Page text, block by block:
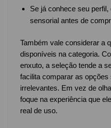
Se já conhece seu
sensorial antes de
Também vale considerar a
disponíveis na categoria.
enxuto, a seleção tende a
facilita comparar as
irrelevantes. Em vez de
foque na experiência que
real de uso.